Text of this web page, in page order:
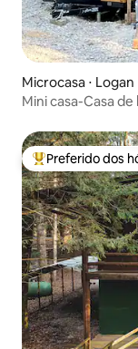
Microcasa ⋅ Logan
Mini casa-Casa
Entre os
Preferido dos